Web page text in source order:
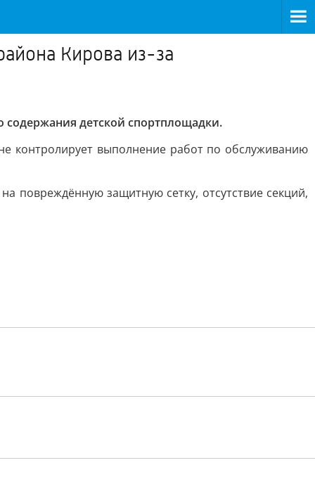
Кирова из-за
содержания детской спортплощадки.
контролирует выполнение работ по обслуживанию
повреждённую защитную сетку, отсутствие секций,